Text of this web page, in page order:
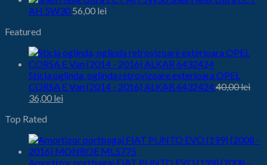
AH 5W30 56,00 lei
Featured
Sticla oglinda, oglinda retrovizoare exterioara OPEL
CORSA E Van (2014 - 2016) ALKAR 643242440,00lei
Prețul
a
fost:
40,00 lei.
36,00 lei
Top Rated
Amortizor portbagaj FIAT PUNTO EVO (199) (2008 -